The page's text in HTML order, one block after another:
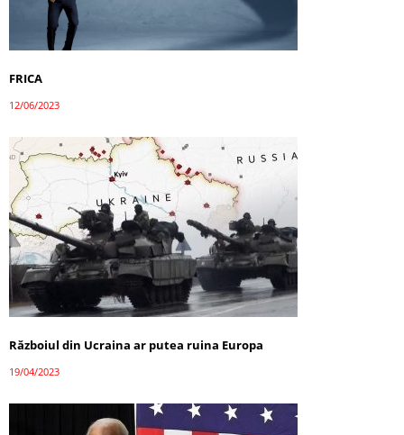
FRICA
12/06/2023
Războiul din Ucraina ar putea ruina Europa
19/04/2023